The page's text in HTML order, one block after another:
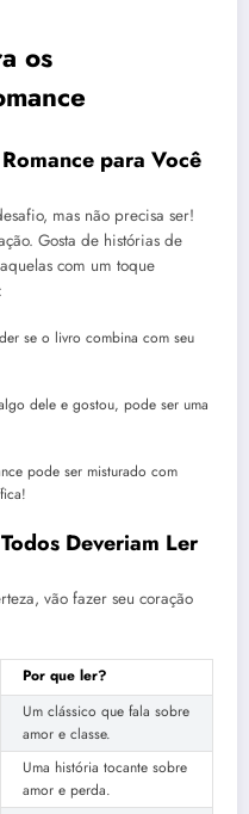
os
para Você
mas não precisa ser!
Gosta de histórias de
com um toque
se o livro combina com seu
dele e gostou, pode ser uma
pode ser misturado com
Deveriam Ler
vão fazer seu coração
Por que ler?
Um clássico que fala sobre
amor e classe.
Uma história tocante sobre
amor e perda.